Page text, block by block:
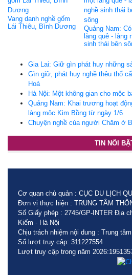
Vang danh nghề gốm
Lái Thiêu, Bình Dương
Quảng Nam:
làng quê - làng
sinh thái bên
Gia Lai: Giữ gìn phát huy những
Gìn giữ, phát huy nghề thêu thổ
Hoá
Hà Nội: Một không gian cho mộc
Quảng Nam: Khai trương hoạt
làng mộc Kim Bồng từ ngày 1/6
Chuyện nghề của người Chăm ở
TIN NỔI
Cơ quan chủ quản : CỤC DU LỊCH
Đơn vị thực hiện : TRUNG TÂM
Số Giấy phép : 2745/GP-INTER Địa
Kiếm - Hà Nội
Chịu trách nhiệm nội dung : Trung
Số lượt truy cập: 311227554
Lượt truy cập trong năm